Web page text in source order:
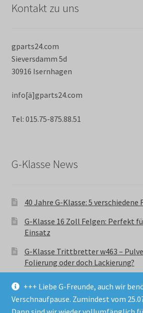
+++ Liebe G-Freunde, auch wir
Verschnaufpause. Zumindest vom
Kontakt zu uns
gparts24.com
Sieversdamm 5d
30916 Isernhagen
info[ä]gparts24.com
Tel: 015.75-875.88.51
G-Klasse News
40 Jahre G-Klasse: 5
G-Klasse 16 Zoll Felgen: Perfekt
Einsatz
G-Klasse Trittbretter w463 –
Folierung oder doch Lackierung?